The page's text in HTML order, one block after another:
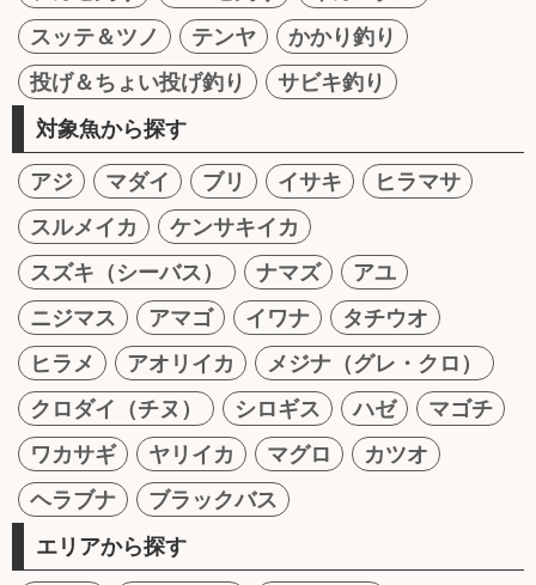
スッテ＆ツノ
テンヤ
かかり釣り
投げ＆ちょい投げ釣り
サビキ釣り
対象魚から探す
アジ マダイ ブリ イサキ
ヒラマサ
スルメイカ
ケンサキイカ
スズキ（シーバス）
ナマズ
アユ
ニジマス
アマゴ イワナ
タチウオ
ヒラメ
アオリイカ
メジナ（グレ・クロ）
クロダイ（チヌ）
シロギス ハゼ
マゴチ
ワカサギ
ヤリイカ マグロ
カツオ
ヘラブナ
ブラックバス
エリアから探す